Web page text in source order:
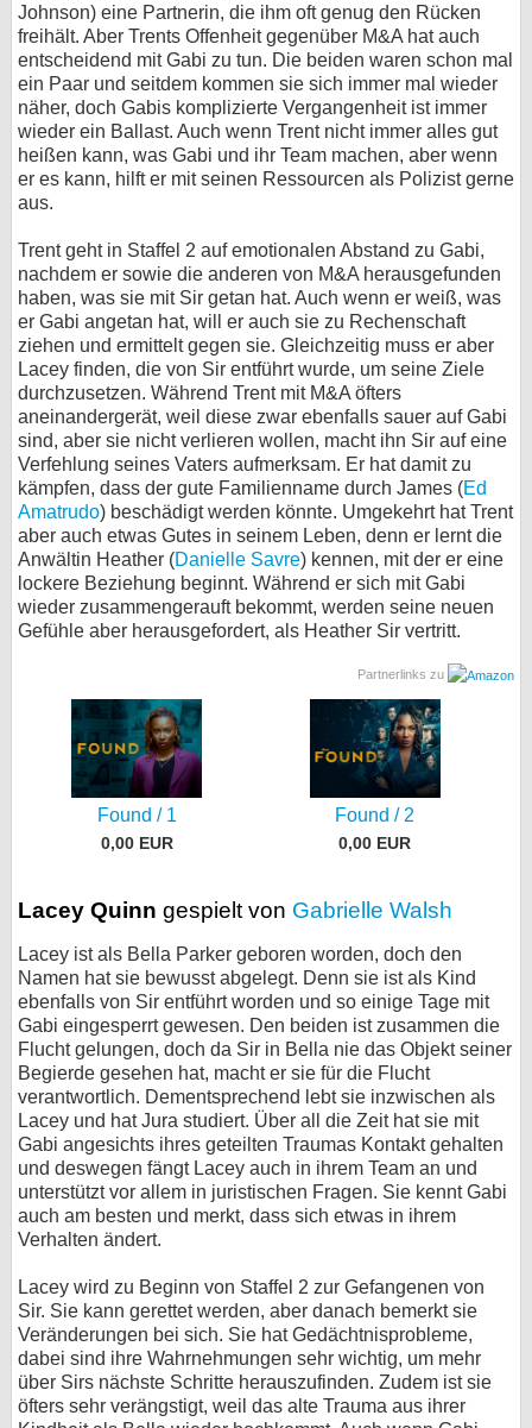
Johnson) eine Partnerin, die ihm oft genug den Rücken
freihält. Aber Trents Offenheit gegenüber M&A hat auch
entscheidend mit Gabi zu tun. Die beiden waren schon mal
ein Paar und seitdem kommen sie sich immer mal wieder
näher, doch Gabis komplizierte Vergangenheit ist immer
wieder ein Ballast. Auch wenn Trent nicht immer alles gut
heißen kann, was Gabi und ihr Team machen, aber wenn
er es kann, hilft er mit seinen Ressourcen als Polizist gerne
aus.
Trent geht in Staffel 2 auf emotionalen Abstand zu Gabi,
nachdem er sowie die anderen von M&A herausgefunden
haben, was sie mit Sir getan hat. Auch wenn er weiß, was
er Gabi angetan hat, will er auch sie zu Rechenschaft
ziehen und ermittelt gegen sie. Gleichzeitig muss er aber
Lacey finden, die von Sir entführt wurde, um seine Ziele
durchzusetzen. Während Trent mit M&A öfters
aneinandergerät, weil diese zwar ebenfalls sauer auf Gabi
sind, aber sie nicht verlieren wollen, macht ihn Sir auf eine
Verfehlung seines Vaters aufmerksam. Er hat damit zu
kämpfen, dass der gute Familienname durch James (Ed
Amatrudo) beschädigt werden könnte. Umgekehrt hat Trent
aber auch etwas Gutes in seinem Leben, denn er lernt die
Anwältin Heather (Danielle Savre) kennen, mit der er eine
lockere Beziehung beginnt. Während er sich mit Gabi
wieder zusammengerauft bekommt, werden seine neuen
Gefühle aber herausgefordert, als Heather Sir vertritt.
Partnerlinks zu
Found / 1
0,00 EUR
Found / 2
0,00 EUR
Lacey Quinn gespielt von Gabrielle Walsh
Lacey ist als Bella Parker geboren worden, doch den
Namen hat sie bewusst abgelegt. Denn sie ist als Kind
ebenfalls von Sir entführt worden und so einige Tage mit
Gabi eingesperrt gewesen. Den beiden ist zusammen die
Flucht gelungen, doch da Sir in Bella nie das Objekt seiner
Begierde gesehen hat, macht er sie für die Flucht
verantwortlich. Dementsprechend lebt sie inzwischen als
Lacey und hat Jura studiert. Über all die Zeit hat sie mit
Gabi angesichts ihres geteilten Traumas Kontakt gehalten
und deswegen fängt Lacey auch in ihrem Team an und
unterstützt vor allem in juristischen Fragen. Sie kennt Gabi
auch am besten und merkt, dass sich etwas in ihrem
Verhalten ändert.
Lacey wird zu Beginn von Staffel 2 zur Gefangenen von
Sir. Sie kann gerettet werden, aber danach bemerkt sie
Veränderungen bei sich. Sie hat Gedächtnisprobleme,
dabei sind ihre Wahrnehmungen sehr wichtig, um mehr
über Sirs nächste Schritte herauszufinden. Zudem ist sie
öfters sehr verängstigt, weil das alte Trauma aus ihrer